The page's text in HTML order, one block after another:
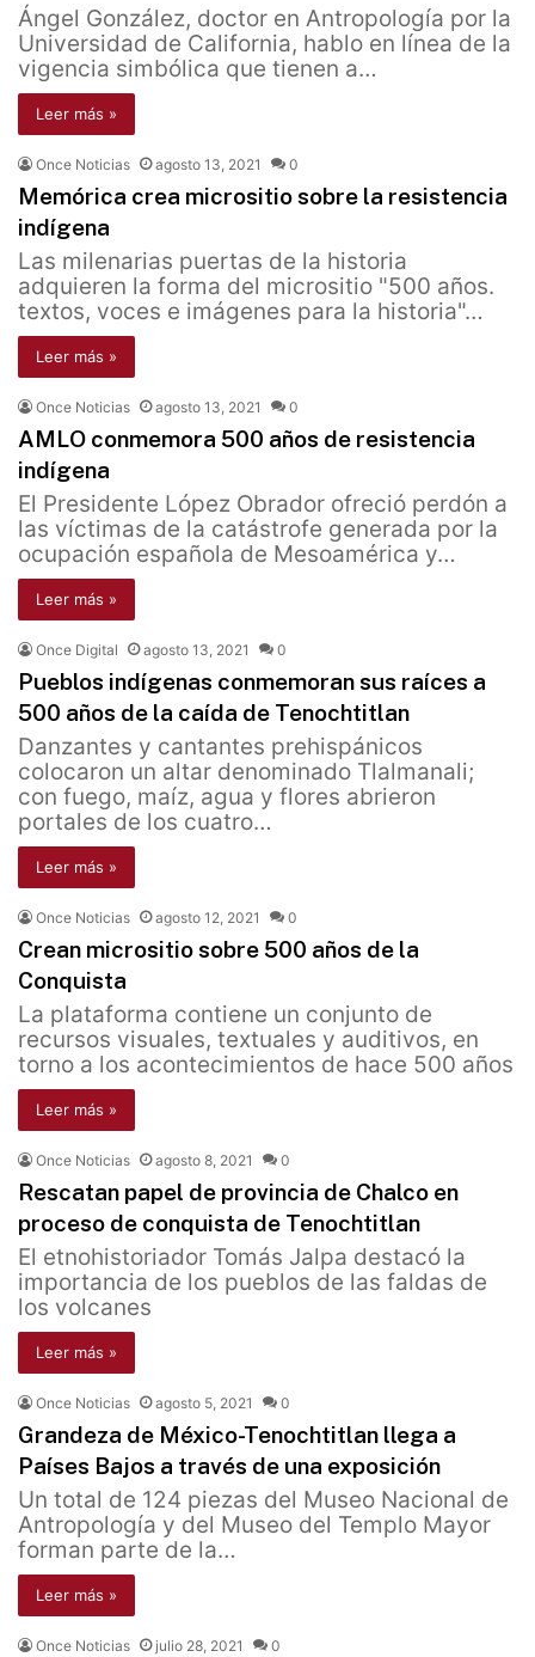
Ángel González, doctor en Antropología por la
Universidad de California, hablo en línea de la
vigencia simbólica que tienen a…
Leer más »
Once Noticias agosto 13, 2021 0
Memórica crea micrositio sobre la resistencia
indígena
Las milenarias puertas de la historia
adquieren la forma del micrositio "500 años.
textos, voces e imágenes para la historia"…
Leer más »
Once Noticias agosto 13, 2021 0
AMLO conmemora 500 años de resistencia
indígena
El Presidente López Obrador ofreció perdón a
las víctimas de la catástrofe generada por la
ocupación española de Mesoamérica y…
Leer más »
Once Digital agosto 13, 2021 0
Pueblos indígenas conmemoran sus raíces a
500 años de la caída de Tenochtitlan
Danzantes y cantantes prehispánicos
colocaron un altar denominado Tlalmanali;
con fuego, maíz, agua y flores abrieron
portales de los cuatro…
Leer más »
Once Noticias agosto 12, 2021 0
Crean micrositio sobre 500 años de la
Conquista
La plataforma contiene un conjunto de
recursos visuales, textuales y auditivos, en
torno a los acontecimientos de hace 500 años
Leer más »
Once Noticias agosto 8, 2021 0
Rescatan papel de provincia de Chalco en
proceso de conquista de Tenochtitlan
El etnohistoriador Tomás Jalpa destacó la
importancia de los pueblos de las faldas de
los volcanes
Leer más »
Once Noticias agosto 5, 2021 0
Grandeza de México-Tenochtitlan llega a
Países Bajos a través de una exposición
Un total de 124 piezas del Museo Nacional de
Antropología y del Museo del Templo Mayor
forman parte de la…
Leer más »
Once Noticias julio 28, 2021 0